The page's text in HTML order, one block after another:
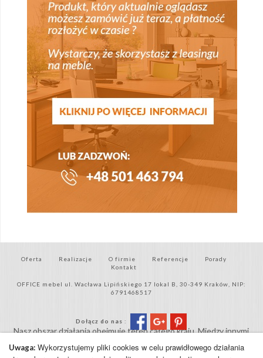
Oferta Realizacje O firmie Referencje
Porady
Kontakt
OFFICE mebel ul. Wacława Lipińskiego 17 lokal B, 30-349 Kraków, NIP:
6791468517
Dołącz do nas :
Nasz obszar działania obejmuje teren całego kraju. Miedzy innymi
takie miejscowości jak Kraków, Katowice, Warszawa, Kielce,
Wieliczka, Nowy Sącz, Częstochowa, Bielsko-Biała, Wadowice,
Uwaga: Wykorzystujemy pliki cookies w celu prawidłowego działania